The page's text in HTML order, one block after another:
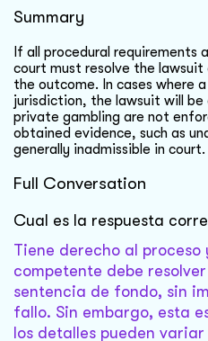
Summary
If all procedural
court must resolve the
the outcome. In cases where
jurisdiction, the lawsuit will
private gambling are not
obtained evidence, such as
generally inadmissible in court.
Full Conversation
Cual es la respuesta
Tiene derecho al
competente debe
sentencia de fondo, sin
fallo. Sin embargo, esta
los detalles pueden